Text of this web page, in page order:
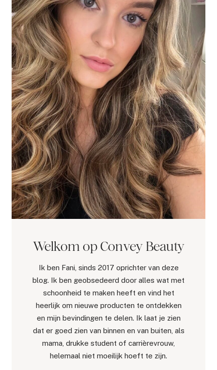
Welkom op Convey Beauty
Ik ben Fani, sinds 2017 oprichter van deze
blog. Ik ben geobsedeerd door alles wat met
schoonheid te maken heeft en vind het
heerlijk om nieuwe producten te ontdekken
en mijn bevindingen te delen. Ik laat je zien
dat er goed zien van binnen en van buiten, als
mama, drukke student of carrièrevrouw,
helemaal niet moeilijk hoeft te zijn.